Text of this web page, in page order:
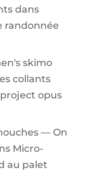
dans
randonnée
skimo
collants
project opus
— On
Micro-
au palet